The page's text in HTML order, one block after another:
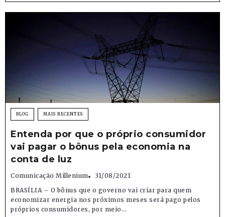
BLOG MAIS RECENTES
Entenda por que o próprio consumidor
vai pagar o bônus pela economia na
conta de luz
Comunicação Millenium
31/08/2021
BRASÍLIA – O bônus que o governo vai criar para quem
economizar energia nos próximos meses será pago pelos
próprios consumidores, por meio...